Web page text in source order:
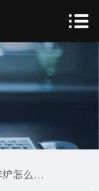
商用电炸炉怎么使用 商用电炸炉的使用方法和注意事项